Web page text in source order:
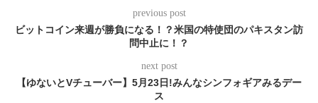
previous post
ビットコイン来週が勝負になる！？米国の特使団のパキスタン訪
問中止に！？
next post
【ゆないとVチューバー】5月23日!みんなシンフォギアみるデー
ス